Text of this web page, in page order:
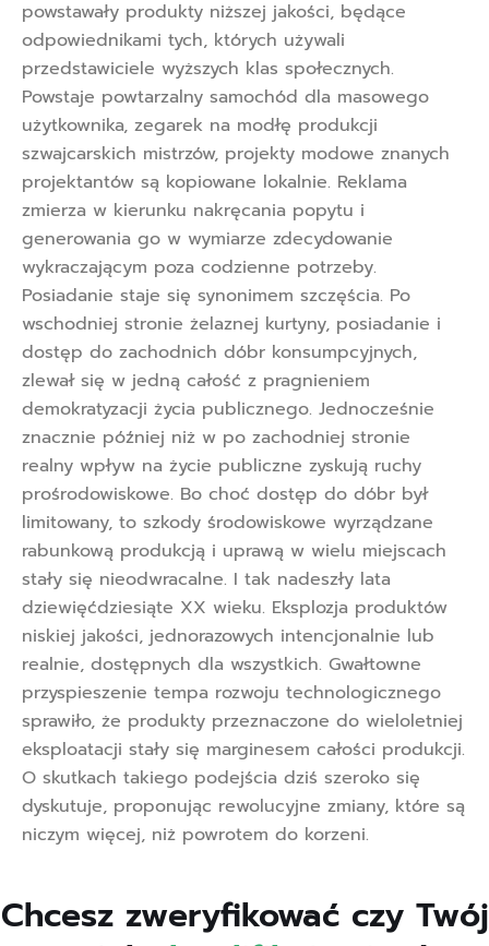
powstawały produkty niższej jakości, będące
odpowiednikami tych, których używali
przedstawiciele wyższych klas społecznych.
Powstaje powtarzalny samochód dla masowego
użytkownika, zegarek na modłę produkcji
szwajcarskich mistrzów, projekty modowe znanych
projektantów są kopiowane lokalnie. Reklama
zmierza w kierunku nakręcania popytu i
generowania go w wymiarze zdecydowanie
wykraczającym poza codzienne potrzeby.
Posiadanie staje się synonimem szczęścia. Po
wschodniej stronie żelaznej kurtyny, posiadanie i
dostęp do zachodnich dóbr konsumpcyjnych,
zlewał się w jedną całość z pragnieniem
demokratyzacji życia publicznego. Jednocześnie
znacznie później niż w po zachodniej stronie
realny wpływ na życie publiczne zyskują ruchy
prośrodowiskowe. Bo choć dostęp do dóbr był
limitowany, to szkody środowiskowe wyrządzane
rabunkową produkcją i uprawą w wielu miejscach
stały się nieodwracalne. I tak nadeszły lata
dziewięćdziesiąte XX wieku. Eksplozja produktów
niskiej jakości, jednorazowych intencjonalnie lub
realnie, dostępnych dla wszystkich. Gwałtowne
przyspieszenie tempa rozwoju technologicznego
sprawiło, że produkty przeznaczone do wieloletniej
eksploatacji stały się marginesem całości produkcji.
O skutkach takiego podejścia dziś szeroko się
dyskutuje, proponując rewolucyjne zmiany, które są
niczym więcej, niż powrotem do korzeni.
Chcesz zweryfikować czy Twój